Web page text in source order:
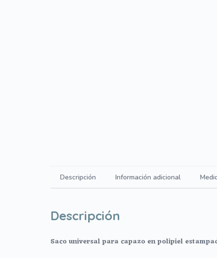
Descripción Información adicional
Descripción
Saco universal para capazo en polipiel